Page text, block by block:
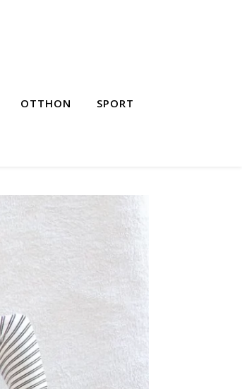
OTTHON SPORT